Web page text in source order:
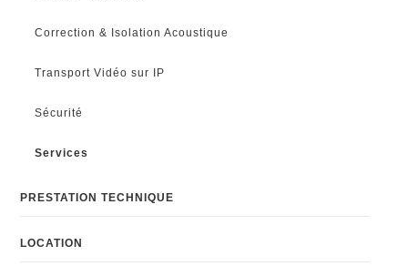
Correction & Isolation Acoustique
Transport Vidéo sur IP
Sécurité
Services
PRESTATION TECHNIQUE
LOCATION